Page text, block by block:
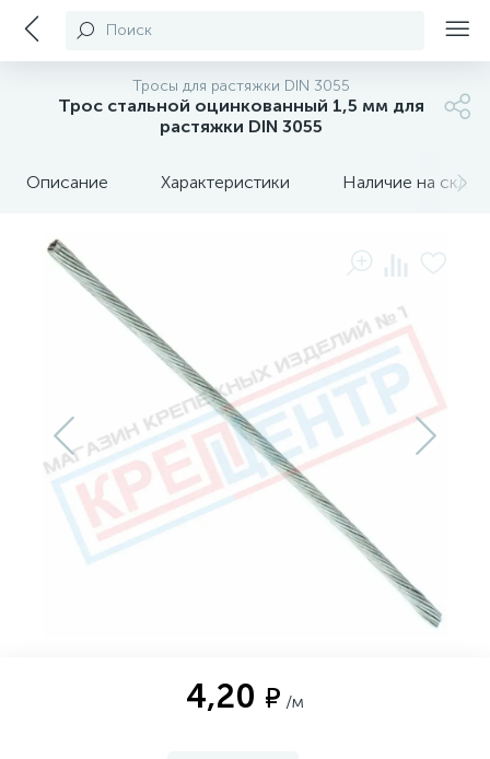
Поиск
Тросы для растяжки DIN 3055
Трос стальной оцинкованный 1,5 мм для
растяжки DIN 3055
Описание Характеристики Наличие на
4,20 ₽ /м